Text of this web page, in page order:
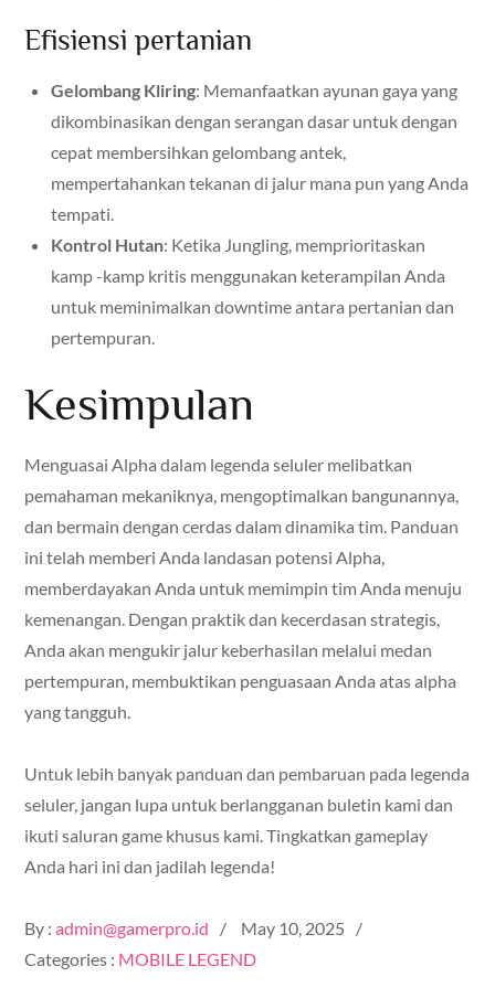
Efisiensi pertanian
Gelombang Kliring: Memanfaatkan ayunan gaya yang
dikombinasikan dengan serangan dasar untuk dengan
cepat membersihkan gelombang antek,
mempertahankan tekanan di jalur mana pun yang Anda
tempati.
Kontrol Hutan: Ketika Jungling, memprioritaskan
kamp -kamp kritis menggunakan keterampilan Anda
untuk meminimalkan downtime antara pertanian dan
pertempuran.
Kesimpulan
Menguasai Alpha dalam legenda seluler melibatkan
pemahaman mekaniknya, mengoptimalkan bangunannya,
dan bermain dengan cerdas dalam dinamika tim. Panduan
ini telah memberi Anda landasan potensi Alpha,
memberdayakan Anda untuk memimpin tim Anda menuju
kemenangan. Dengan praktik dan kecerdasan strategis,
Anda akan mengukir jalur keberhasilan melalui medan
pertempuran, membuktikan penguasaan Anda atas alpha
yang tangguh.
Untuk lebih banyak panduan dan pembaruan pada legenda
seluler, jangan lupa untuk berlangganan buletin kami dan
ikuti saluran game khusus kami. Tingkatkan gameplay
Anda hari ini dan jadilah legenda!
By :admin@gamerpro.id
Posted
on
May 10, 2025
Categories : MOBILE LEGEND